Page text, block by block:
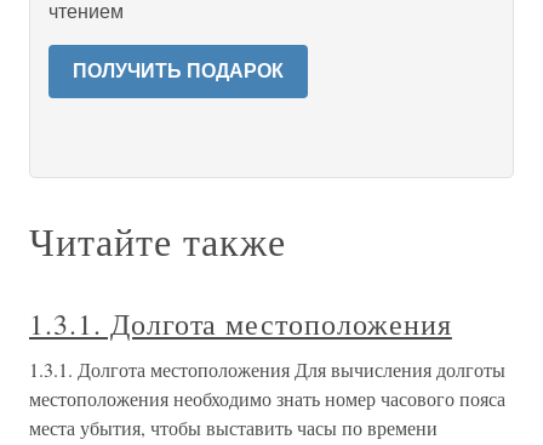
чтением
ПОЛУЧИТЬ ПОДАРОК
Читайте также
1.3.1. Долгота местоположения
1.3.1. Долгота местоположения Для вычисления долготы
местоположения необходимо знать номер часового пояса
места убытия, чтобы выставить часы по времени